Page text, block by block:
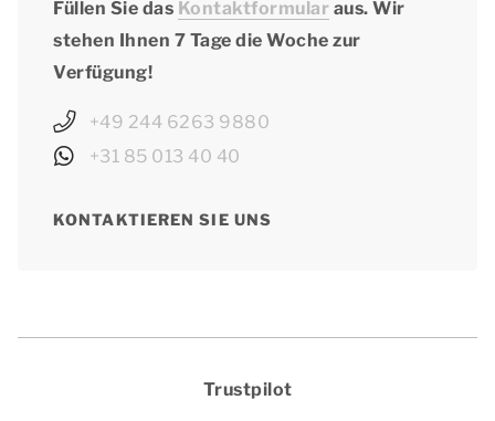
Füllen Sie das Kontaktformular aus. Wir
stehen Ihnen 7 Tage die Woche zur
Verfügung!
+49 244 6263 9880
+31 85 013 40 40
KONTAKTIEREN SIE UNS
Trustpilot